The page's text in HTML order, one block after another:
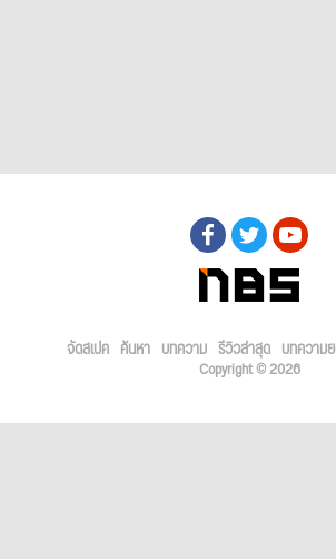
จัดสเปค ค้นหา บทความ รีวิวล่าสุด บทความ
Copyright © 2026